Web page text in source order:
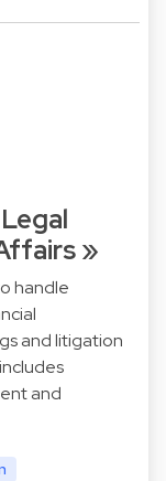
»
handle
and litigation
and